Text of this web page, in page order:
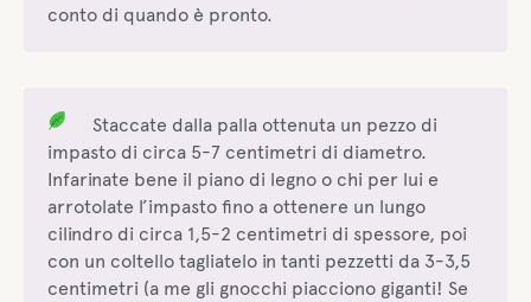
conto di quando è pronto.
Staccate dalla palla ottenuta un pezzo di
impasto di circa 5-7 centimetri di diametro.
Infarinate bene il piano di legno o chi per lui e
arrotolate l’impasto fino a ottenere un lungo
cilindro di circa 1,5-2 centimetri di spessore, poi
con un coltello tagliatelo in tanti pezzetti da 3-3,5
centimetri (a me gli gnocchi piacciono giganti! Se